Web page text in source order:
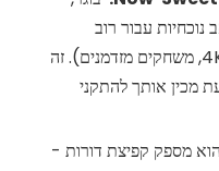
עבור רוב
המשתמשים (ריבוי מכשירים, הזרמת 4K, משחקים מזדמנים). זה
מכין אותך להתקני
הוא מספק קפיצת דורות -